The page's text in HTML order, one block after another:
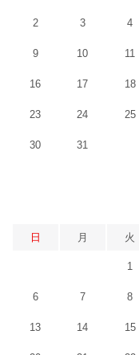
2 3 4
9 10 11
16 17 18
23 24 25
30 31
日 月 火
1
6 7 8
13 14 15